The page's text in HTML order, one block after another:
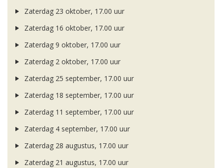
Zaterdag 23 oktober, 17.00 uur
Zaterdag 16 oktober, 17.00 uur
Zaterdag 9 oktober, 17.00 uur
Zaterdag 2 oktober, 17.00 uur
Zaterdag 25 september, 17.00 uur
Zaterdag 18 september, 17.00 uur
Zaterdag 11 september, 17.00 uur
Zaterdag 4 september, 17.00 uur
Zaterdag 28 augustus, 17.00 uur
Zaterdag 21 augustus, 17.00 uur